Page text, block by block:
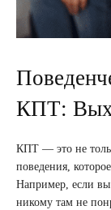
КПТ:
КПТ — это не
поведения,
Например, если вы
никому там не